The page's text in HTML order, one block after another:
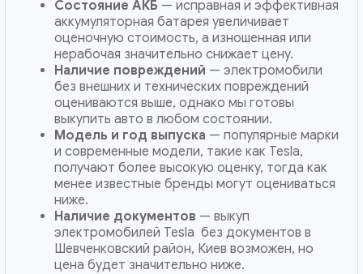
Состояние АКБ — исправная и эффективная
аккумуляторная батарея увеличивает
оценочную стоимость, а изношенная или
нерабочая значительно снижает цену.
Наличие повреждений — электромобили
без внешних и технических повреждений
оцениваются выше, однако мы готовы
выкупить авто в любом состоянии.
Модель и год выпуска — популярные марки
и современные модели, такие как Tesla,
получают более высокую оценку, тогда как
менее известные бренды могут оцениваться
ниже.
Наличие документов — выкуп
электромобилей Tesla без документов в
Шевченковский район, Киев возможен, но
цена будет значительно ниже.